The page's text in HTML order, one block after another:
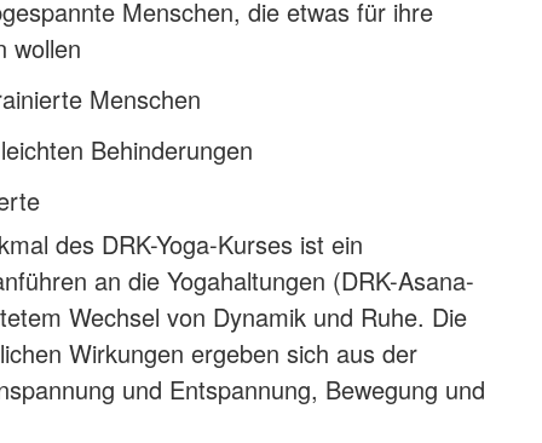
Menschen, die etwas für ihre
wollen
Menschen
Behinderungen
des DRK-Yoga-Kurses ist ein
an die Yogahaltungen (DRK-Asana-
Wechsel von Dynamik und Ruhe. Die
Wirkungen ergeben sich aus der
und Entspannung, Bewegung und